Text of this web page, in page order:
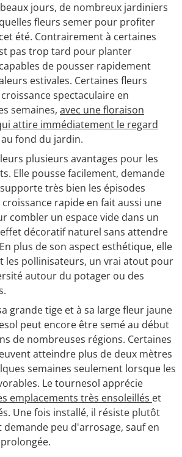
jours, de nombreux jardiniers
fleurs semer pour profiter
été. Contrairement à certaines
pas trop tard pour planter
de pousser rapidement
estivales. Certaines fleurs
spectaculaire en
semaines, avec une floraison
attire immédiatement le regard
fond du jardin.
plusieurs avantages pour les
Elle pousse facilement, demande
très bien les épisodes
croissance rapide en fait aussi une
combler un espace vide dans un
décoratif naturel sans attendre
plus de son aspect esthétique, elle
les pollinisateurs, un vrai atout pour
autour du potager ou des
grande tige et à sa large fleur jaune
peut encore être semé au début
de nombreuses régions. Certaines
atteindre plus de deux mètres
semaines seulement lorsque les
Le tournesol apprécie
emplacements très ensoleillés et
Une fois installé, il résiste plutôt
demande peu d'arrosage, sauf en